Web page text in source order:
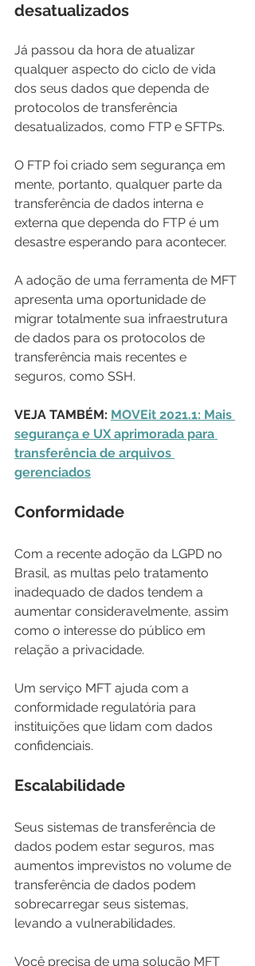
desatualizados
Já passou da hora de atualizar
qualquer aspecto do ciclo de vida
dos seus dados que dependa de
protocolos de transferência
desatualizados, como FTP e SFTPs.
O FTP foi criado sem segurança em
mente, portanto, qualquer parte da
transferência de dados interna e
externa que dependa do FTP é um
desastre esperando para acontecer.
A adoção de uma ferramenta de MFT
apresenta uma oportunidade de
migrar totalmente sua infraestrutura
de dados para os protocolos de
transferência mais recentes e
seguros, como SSH.
VEJA TAMBÉM: MOVEit 2021.1: Mais
segurança e UX aprimorada para
transferência de arquivos
gerenciados
Conformidade
Com a recente adoção da LGPD no
Brasil, as multas pelo tratamento
inadequado de dados tendem a
aumentar consideravelmente, assim
como o interesse do público em
relação a privacidade.
Um serviço MFT ajuda com a
conformidade regulatória para
instituições que lidam com dados
confidenciais.
Escalabilidade
Seus sistemas de transferência de
dados podem estar seguros, mas
aumentos imprevistos no volume de
transferência de dados podem
sobrecarregar seus sistemas,
levando a vulnerabilidades.
Você precisa de uma solução MFT